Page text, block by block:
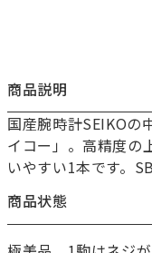
商品説明
国産腕時計SEIKOの
イコー」。高精度の
いやすい1本です。
商品状態